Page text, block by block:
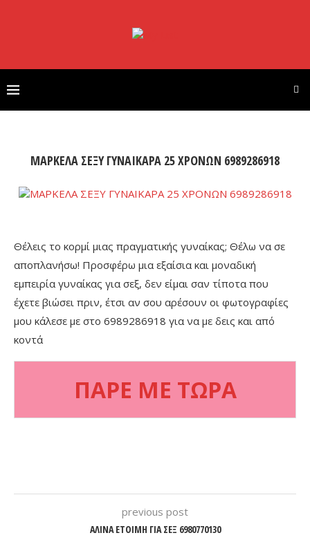
ΜΑΡΚΕΛΑ ΣΕΞΥ ΓΥΝΑΙΚΑΡΑ 25 ΧΡΟΝΩΝ 6989286918
Θέλεις το κορμί μιας πραγματικής γυναίκας; Θέλω να σε
αποπλανήσω! Προσφέρω μια εξαίσια και μοναδική
εμπειρία γυναίκας για σεξ, δεν είμαι σαν τίποτα που
έχετε βιώσει πριν, έτσι αν σου αρέσουν οι φωτογραφίες
μου κάλεσε με στο 6989286918 για να με δεις και από
κοντά
ΠΑΡΕ ΜΕ ΤΩΡΑ
previous post
ΑΛΙΝΑ ΕΤΟΙΜΗ ΓΙΑ ΣΕΞ 6980770130